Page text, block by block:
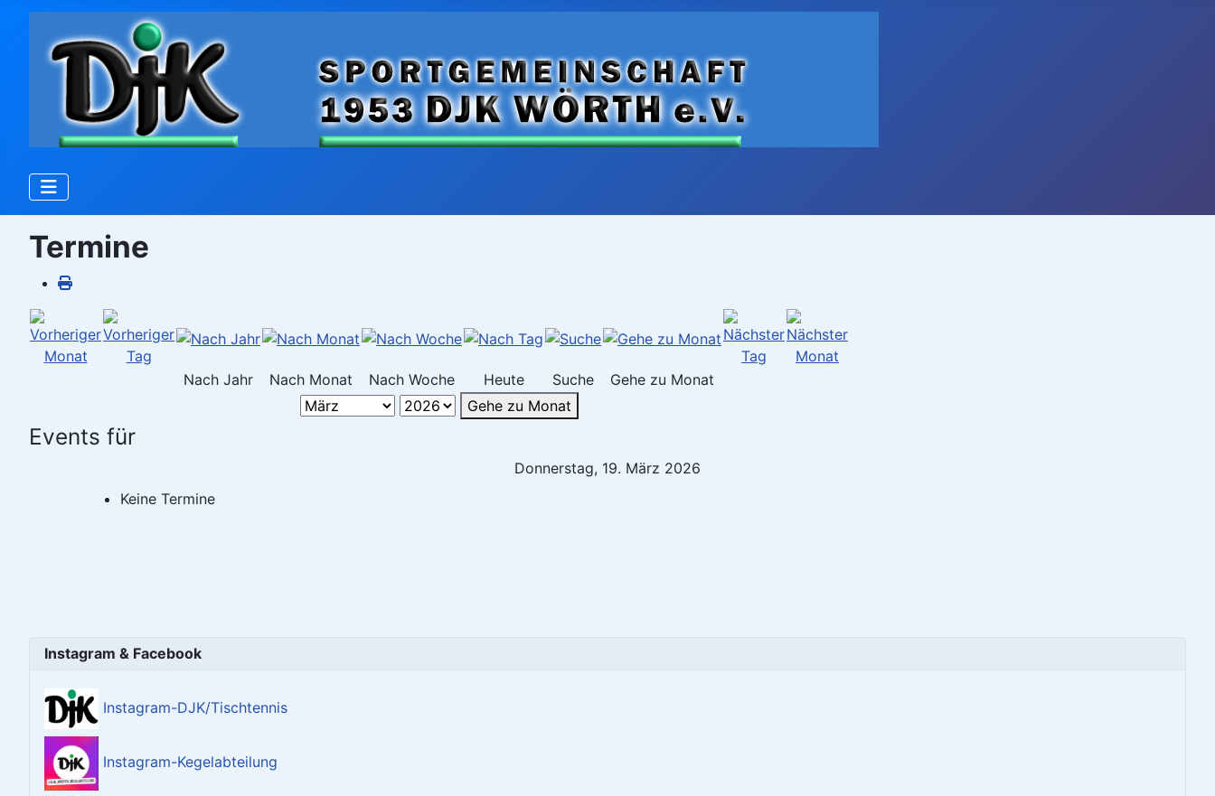
Termine
Nach Jahr Nach Monat Nach Woche Heute Suche
Gehe zu Monat
Gehe zu Monat
Events für
Donnerstag, 19. März 2026
Keine Termine
Instagram & Facebook
Instagram-DJK/Tischtennis
Instagram-Kegelabteilung